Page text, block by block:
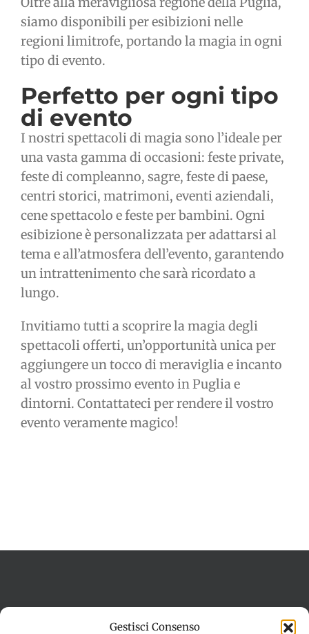
Gestisci Consenso
siamo disponibili per esibizioni nelle
regioni limitrofe, portando la magia in ogni
tipo di evento.
Perfetto per ogni tipo
di evento
I nostri spettacoli di magia sono l’ideale per
una vasta gamma di occasioni: feste private,
feste di compleanno, sagre, feste di paese,
centri storici, matrimoni, eventi aziendali,
cene spettacolo e feste per bambini. Ogni
esibizione è personalizzata per adattarsi al
tema e all’atmosfera dell’evento, garantendo
un intrattenimento che sarà ricordato a
lungo.
Invitiamo tutti a scoprire la magia degli
spettacoli offerti, un’opportunità unica per
aggiungere un tocco di meraviglia e incanto
al vostro prossimo evento in Puglia e
dintorni. Contattateci per rendere il vostro
evento veramente magico!